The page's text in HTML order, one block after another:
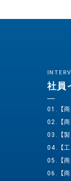
社員
01. 【
02. 【
03. 【
04. 【
05. 【
06. 【